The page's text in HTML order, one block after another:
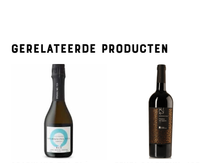
Gerelateerde producten